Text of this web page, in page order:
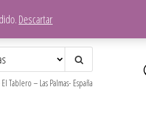
Tablero – Las Palmas- España
Descartar